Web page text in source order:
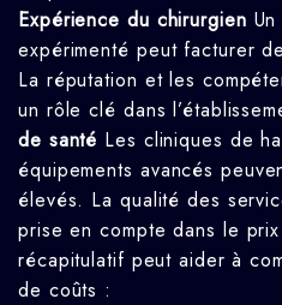
Expérience du chirurgien
expérimenté peut facturer
La réputation et les
un rôle clé dans
de santé Les cliniques de
équipements avancés
élevés. La qualité des
prise en compte dans le
récapitulatif peut aider à
de coûts :